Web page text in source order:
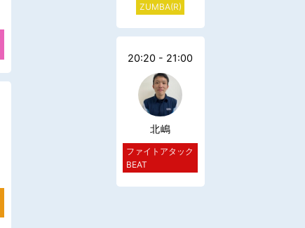
ZUMBA(R)
20:20 - 21:00
北嶋
ファイトアタック
BEAT